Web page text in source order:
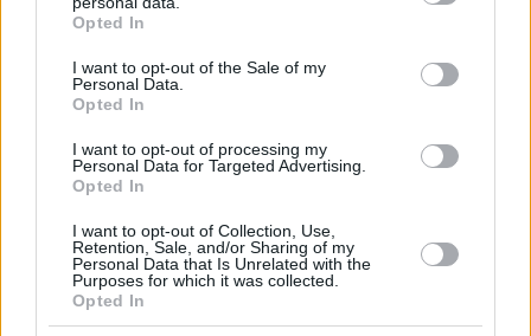
grant or deny consent to Google and its third-party tags to
use your data for below specified purposes in below Google
consent section.
Opted In
I want to opt-out of the Sale of my
Personal Data.
Opted In
I want to opt-out of processing my
Personal Data for Targeted Advertising.
Opted In
I want to opt-out of Collection, Use,
Retention, Sale, and/or Sharing of my
Personal Data that Is Unrelated with the
Purposes for which it was collected.
Opted In
Χιόνια μέσα στο Σαββατοκύριακο σε σχετικά χαμηλά
υψόμετρα και κρύο σε όλη τη χώρα προβλέπει ο Καλλιάνος
15.12.2021, 11:01
Thema Insights